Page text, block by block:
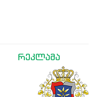
რეკლამა